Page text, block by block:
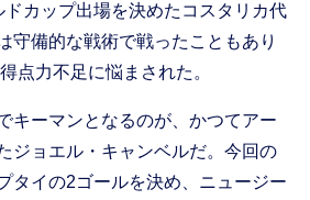
カップ出場を決めたコスタリカ代
守備的な戦術で戦ったこともあり
点力不足に悩まされた。
キーマンとなるのが、かつてアー
ジョエル・キャンベルだ。今回の
タイの2ゴールを決め、ニュージー